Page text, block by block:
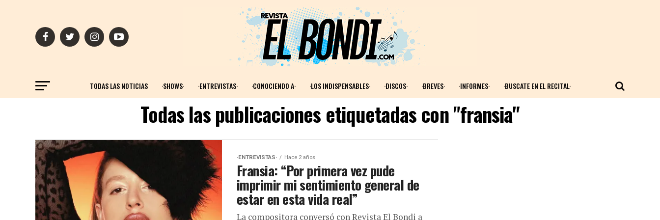
TODAS LAS NOTICIAS ·SHOWS· ·ENTREVISTAS· ·CONOCIENDO A· ·LOS INDISPENSABLES· ·DISCOS· ·BREVES· ·INFORMES· ·BUSCATE EN EL RECITAL·
Todas las publicaciones etiquetadas con "fransia"
·ENTREVISTAS· Hace 2 años
Fransia: “Por primera vez pude
imprimir mi sentimiento general de
estar en esta vida real”
La compositora conversó con Revista El Bondi a